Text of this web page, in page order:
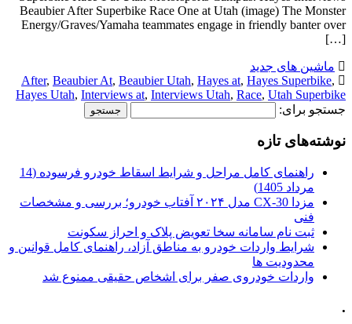
Beaubier After Superbike Race One at Utah (image) The Monster
Energy/Graves/Yamaha teammates engage in friendly banter over
[…]
ماشین های جدید
After, Beaubier At, Beaubier Utah, Hayes at, Hayes Superbike,
Hayes Utah, Interviews at, Interviews Utah, Race, Utah Superbike
جستجو برای:
نوشته‌های تازه
راهنمای کامل مراحل و شرایط اسقاط خودرو فرسوده (14
مرداد 1405)
مزدا CX-30 مدل ۲۰۲۴ آفتاب خودرو؛ بررسی و مشخصات
فنی
ثبت نام سامانه سخا تعویض پلاک و احراز سکونت
شرایط واردات خودرو به مناطق آزاد، راهنمای کامل قوانین و
محدودیت ها
واردات خودروی صفر برای اشخاص حقیقی ممنوع شد
.